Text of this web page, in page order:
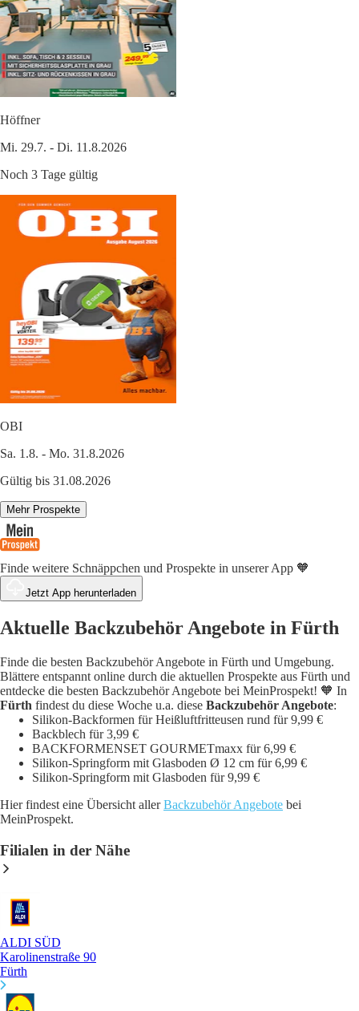
Höffner
Mi. 29.7. - Di. 11.8.2026
Noch 3 Tage gültig
OBI
Sa. 1.8. - Mo. 31.8.2026
Gültig bis 31.08.2026
Mehr Prospekte
Finde weitere Schnäppchen und Prospekte in unserer App 🧡
Jetzt App herunterladen
Aktuelle Backzubehör Angebote in Fürth
Finde die besten Backzubehör Angebote in Fürth und Umgebung.
Blättere entspannt online durch die aktuellen Prospekte aus Fürth und
entdecke die besten Backzubehör Angebote bei MeinProspekt! 🧡 In
Fürth findest du diese Woche u.a. diese Backzubehör Angebote:
Silikon-Backformen für Heißluftfritteusen rund für 9,99 €
Backblech für 3,99 €
BACKFORMENSET GOURMETmaxx für 6,99 €
Silikon-Springform mit Glasboden Ø 12 cm für 6,99 €
Silikon-Springform mit Glasboden für 9,99 €
Hier findest eine Übersicht allerBackzubehör Angebote bei
MeinProspekt.
Filialen in der Nähe
ALDI SÜD
Karolinenstraße 90
Fürth